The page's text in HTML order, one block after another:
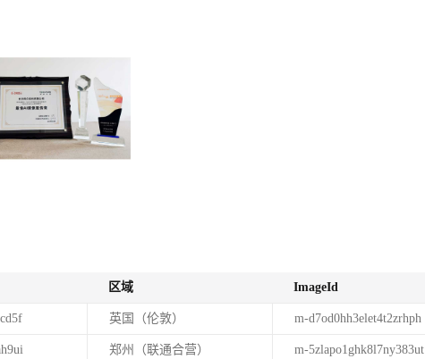
区域 ImageId
英国（伦敦） m-d7od0hh3elet4t2zrhph
郑州（联通合营） m-5zlapo1ghk8l7ny383ut